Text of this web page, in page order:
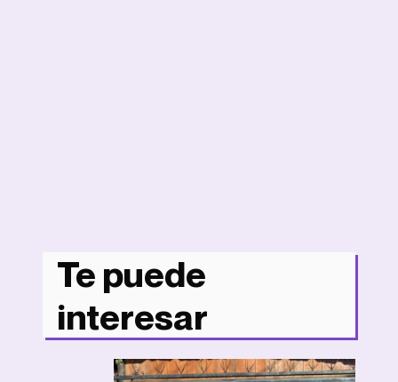
Te puede
interesar
Artículos